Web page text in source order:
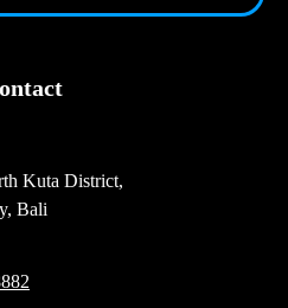
Kuta District,
Bali